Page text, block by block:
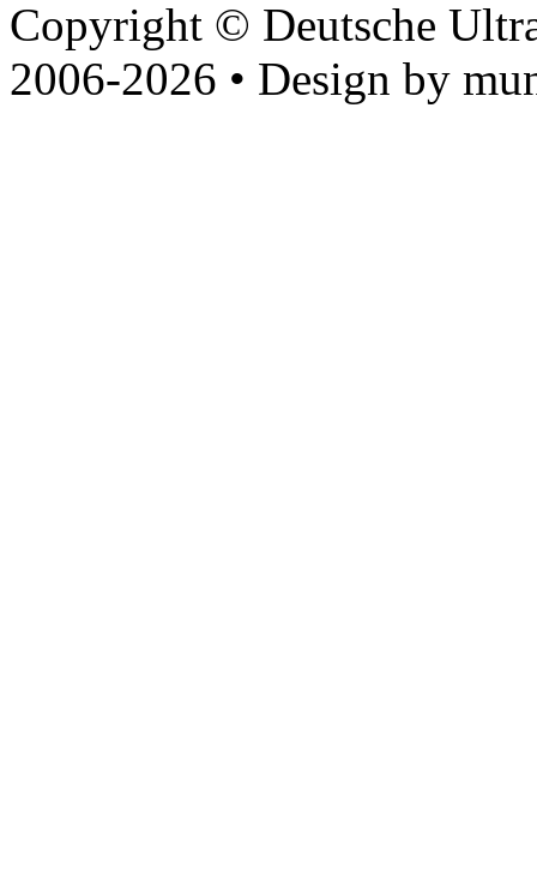
Copyright © Deutsche
2006-2026 • Design by